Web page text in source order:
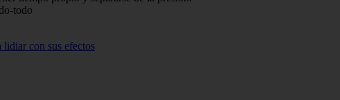
todo
lidiar con sus efectos